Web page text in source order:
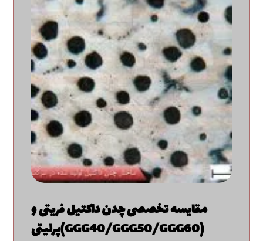
مقایسه تخصصی چدن داکتیل فریتی و
پرلیتی(GGG40/GGG50/GGG60)